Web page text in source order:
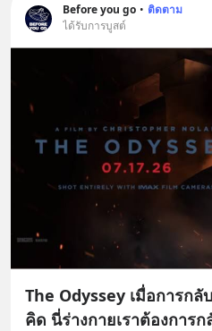
Before you go • ติดตาม
ได้รับการบูสต์
The Odyssey เมื่อการกลั
คิด นี่ร่างกายเราต้องการ